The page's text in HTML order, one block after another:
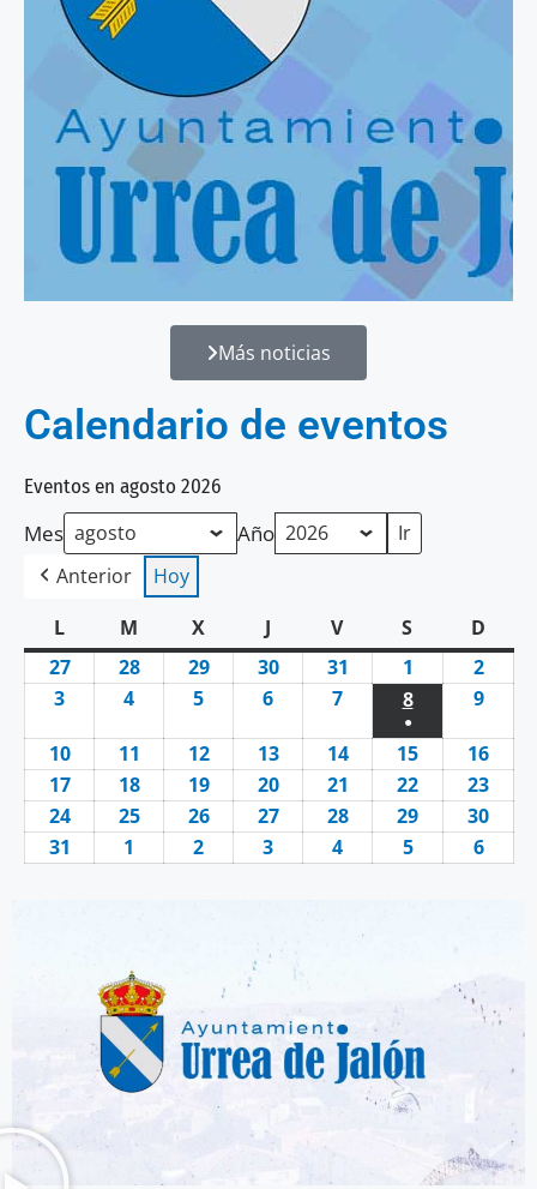
Más noticias
Calendario de eventos
Eventos en agosto 2026
Mes Año
Anterior
Hoy
L
M X J V S
D
27
28 29 30 31 1
2
3
4 5 6 7 8
●
9
10 11 12 13 14 15
16
17
18 19 20 21 22
23
24
25 26 27 28 29
30
31
1 2 3 4 5 6